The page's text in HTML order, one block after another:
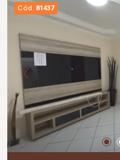
Cód. 81437